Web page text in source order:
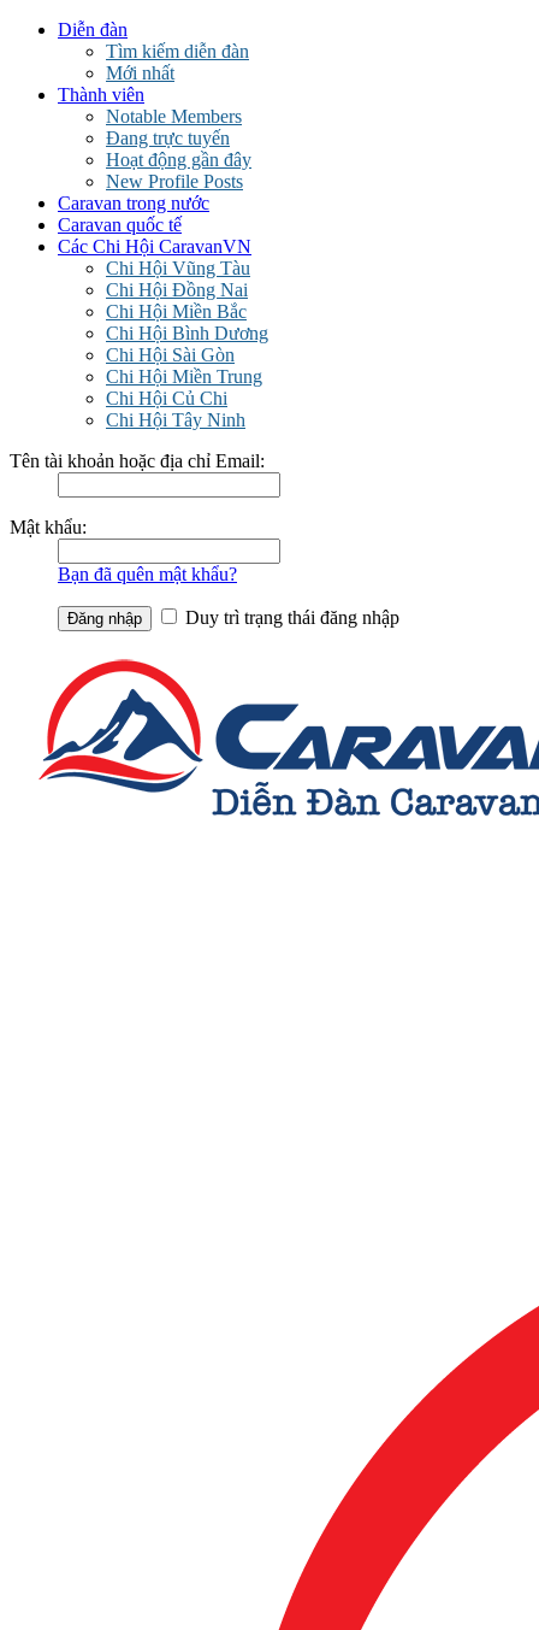
Diễn đàn
Tìm kiếm diễn đàn
Mới nhất
Thành viên
Notable Members
Đang trực tuyến
Hoạt động gần đây
New Profile Posts
Caravan trong nước
Caravan quốc tế
Các Chi Hội CaravanVN
Chi Hội Vũng Tàu
Chi Hội Đồng Nai
Chi Hội Miền Bắc
Chi Hội Bình Dương
Chi Hội Sài Gòn
Chi Hội Miền Trung
Chi Hội Củ Chi
Chi Hội Tây Ninh
Tên tài khoản hoặc địa chỉ Email:
Mật khẩu:
Bạn đã quên mật khẩu?
Duy trì trạng thái đăng nhập